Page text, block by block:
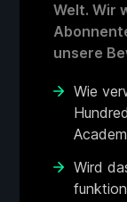
Welt. Wir
unsere
Wie
Wird